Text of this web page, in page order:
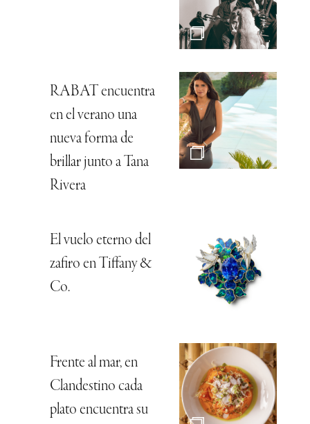
RABAT encuentra
en el verano una
nueva forma de
brillar junto a Tana
Rivera
El vuelo eterno del
zafiro en Tiffany &
Co.
Frente al mar, en
Clandestino cada
plato encuentra su